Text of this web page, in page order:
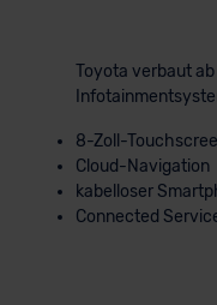
Toyota verbaut ab
8-Zoll-
Cloud-Navigation
kabelloser
Connected